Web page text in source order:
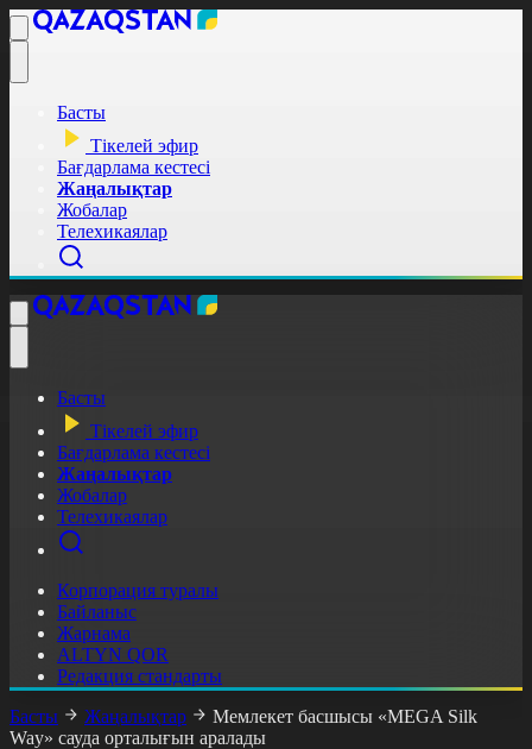
Басты
Тікелей эфир
Бағдарлама кестесі
Жаңалықтар
Жобалар
Телехикаялар
Басты
Тікелей эфир
Бағдарлама кестесі
Жаңалықтар
Жобалар
Телехикаялар
Корпорация туралы
Байланыс
Жарнама
ALTYN QOR
Редакция стандарты
Басты
Жаңалықтар
Мемлекет басшысы «MEGA Silk
Way» сауда орталығын аралады